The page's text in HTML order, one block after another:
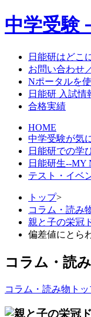
中学受験
日能研はどこ
お問い合わせ
Nポータルを
日能研 入試情
合格実績
HOME
中学受験が気
日能研での学
日能研生--MY
テスト・イベ
トップ>
コラム・読み
親と子の栄冠
偏差値にとら
コラム・読
コラム・読み物ト